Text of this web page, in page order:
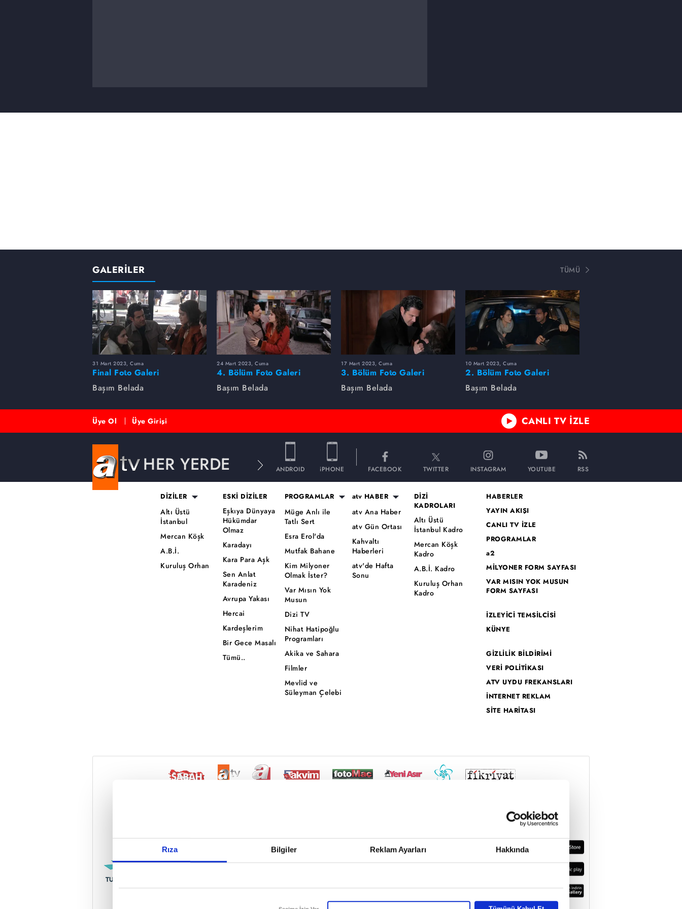
Rıza Bilgiler Reklam Ayarları Hakkında
Reddet
GALERİLER TÜMÜ
31 Mart 2023, Cuma
Final Foto Galeri
Başım Belada
24 Mart 2023, Cuma
4. Bölüm Foto Galeri
Başım Belada
17 Mart 2023, Cuma
3. Bölüm Foto Galeri
Başım Belada
10 Mart 2023, Cuma
2. Bölüm Foto Galeri
Başım Belada
Üye Ol Üye Girişi CANLI TV İZLE
HER YERDE ANDROID iPHONE FACEBOOK TWITTER INSTAGRAM YOUTUBE RSS
DİZİLER
Altı Üstü
İstanbul
Mercan Köşk
A.B.İ.
Kuruluş Orhan
ESKİ DİZİLER
Eşkıya Dünyaya
Hükümdar
Olmaz
Karadayı
Kara Para Aşk
Sen Anlat
Karadeniz
Avrupa Yakası
Hercai
Kardeşlerim
Bir Gece Masalı
Tümü..
PROGRAMLAR
Müge Anlı ile
Tatlı Sert
Esra Erol'da
Mutfak Bahane
Kim Milyoner
Olmak İster?
Var Mısın Yok
Musun
Dizi TV
Nihat Hatipoğlu
Programları
Akika ve Sahara
Filmler
Mevlid ve
Süleyman Çelebi
atv HABER
atv Ana Haber
atv Gün Ortası
Kahvaltı
Haberleri
atv'de Hafta
Sonu
DİZİ
KADROLARI
Altı Üstü
İstanbul Kadro
Mercan Köşk
Kadro
A.B.İ. Kadro
Kuruluş Orhan
Kadro
HABERLER
YAYIN AKIŞI
CANLI TV İZLE
PROGRAMLAR
a2
MİLYONER FORM SAYFASI
VAR MISIN YOK MUSUN
FORM SAYFASI
İZLEYİCİ TEMSİLCİSİ
KÜNYE
GİZLİLİK BİLDİRİMİ
VERİ POLİTİKASI
ATV UYDU FREKANSLARI
İNTERNET REKLAM
SİTE HARİTASI